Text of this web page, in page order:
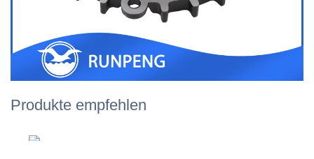
Produkte empfehlen